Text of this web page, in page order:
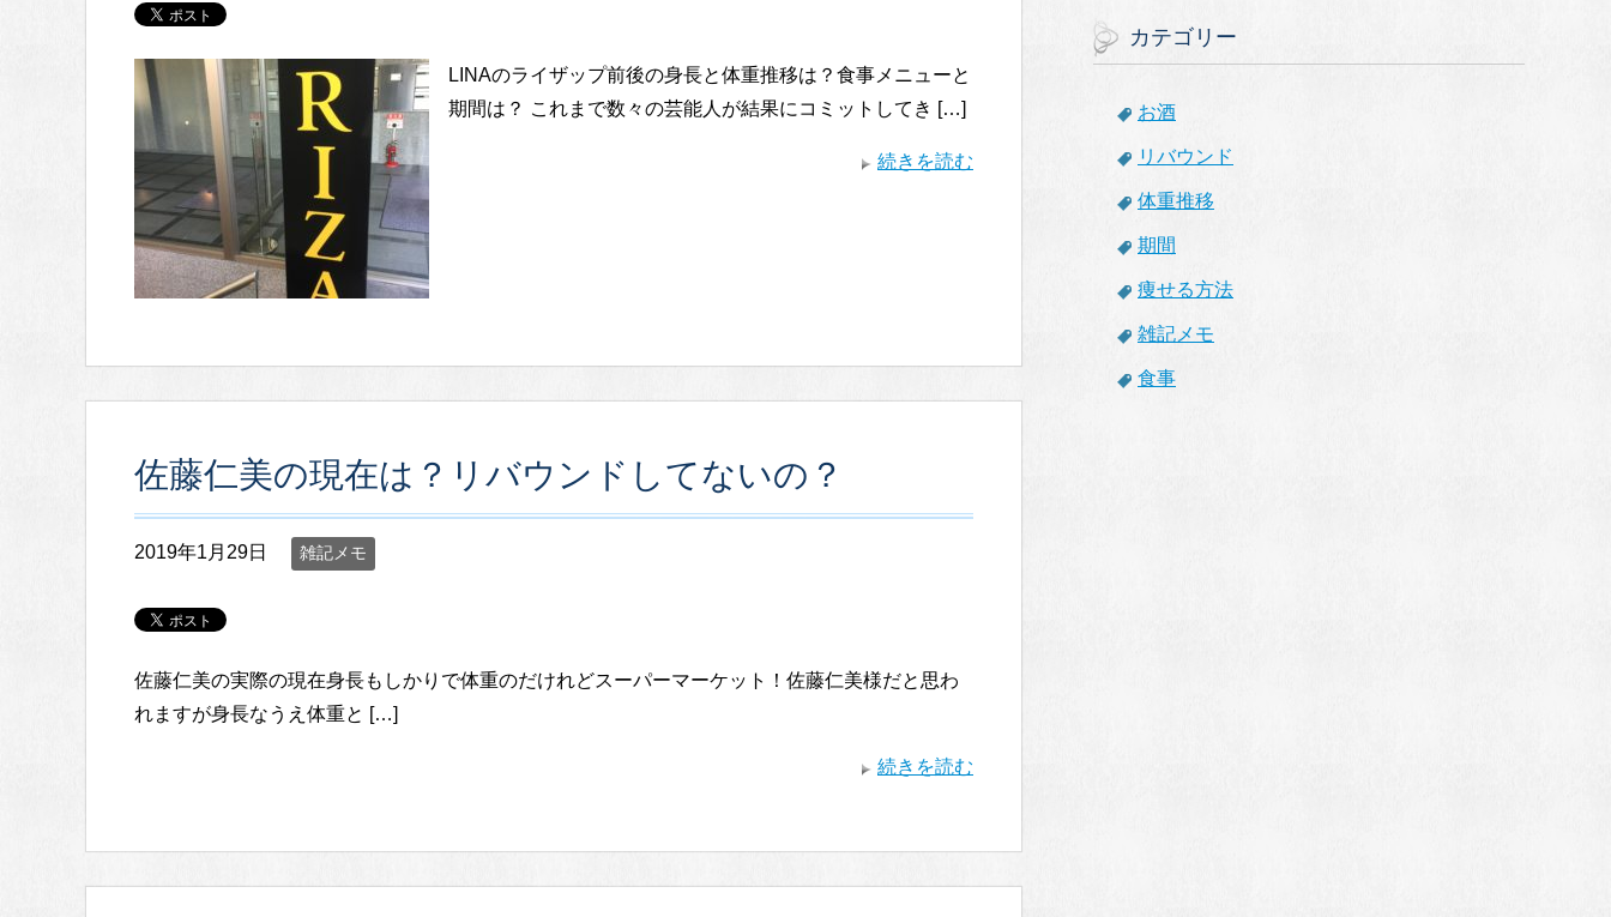
LINAのライザップ前後の身長と体重推移は？食事メニューと
期間は？ これまで数々の芸能人が結果にコミットしてき […]
続きを読む
佐藤仁美の現在は？リバウンドしてないの？
2019年1月29日 雑記メモ
佐藤仁美の実際の現在身長もしかりで体重のだけれどスーパーマーケット！佐藤仁美様だと思わ
れますが身長なうえ体重と […]
続きを読む
カテゴリー
お酒
リバウンド
体重推移
期間
痩せる方法
雑記メモ
食事